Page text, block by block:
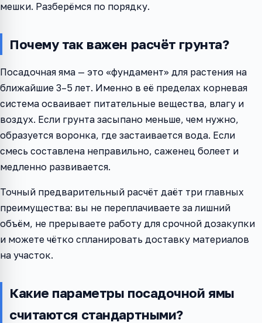
мешки. Разберёмся по порядку.
Почему так важен расчёт грунта?
Посадочная яма — это «фундамент» для растения на
ближайшие 3–5 лет. Именно в её пределах корневая
система осваивает питательные вещества, влагу и
воздух. Если грунта засыпано меньше, чем нужно,
образуется воронка, где застаивается вода. Если
смесь составлена неправильно, саженец болеет и
медленно развивается.
Точный предварительный расчёт даёт три главных
преимущества: вы не переплачиваете за лишний
объём, не прерываете работу для срочной дозакупки
и можете чётко спланировать доставку материалов
на участок.
Какие параметры посадочной ямы
считаются стандартными?